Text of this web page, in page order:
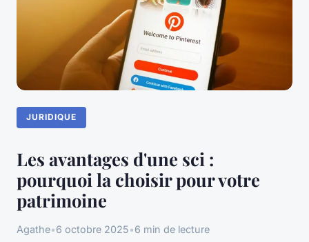
JURIDIQUE
Les avantages d'une sci :
pourquoi la choisir pour votre
patrimoine
Agathe•6 octobre 2025•6 min de lecture